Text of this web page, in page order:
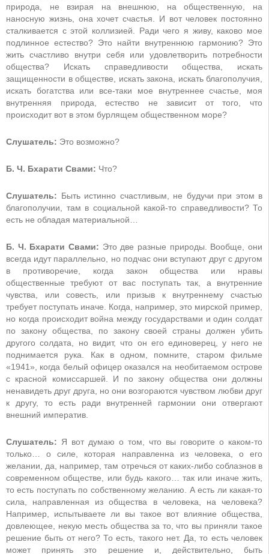
природа, не взирая на внешнюю, на общественную, на
наносную жизнь, она хочет счастья. И вот человек постоянно
сталкивается с этой коллизией. Ради чего я живу, каково мое
подлинное естество? Это найти внутреннюю гармонию? Это
жить счастливо внутри себя или удовлетворить потребности
общества? Искать справедливости общества, искать
защищенности в обществе, искать закона, искать благополучия,
искать богатства или все-таки мое внутреннее счастье, моя
внутренняя природа, естество не зависит от того, что
происходит вот в этом бурлящем общественном море?
Слушатель: Это возможно?
Б. Ч. Бхарати Свами: Что?
Слушатель: Быть истинно счастливым, не будучи при этом в
благополучии, там в социальной какой-то справедливости? То
есть не обладая материальной…
Б. Ч. Бхарати Свами: Это две разные природы. Вообще, они
всегда идут параллельно, но подчас они вступают друг с другом
в противоречие, когда закон общества или нравы
общественные требуют от вас поступать так, а внутренние
чувства, или совесть, или призыв к внутреннему счастью
требует поступать иначе. Когда, например, это мирской пример,
но когда происходит война между государствами и один солдат
по закону общества, по закону своей страны должен убить
другого солдата, но видит, что он его единоверец, у него не
поднимается рука. Как в одном, помните, старом фильме
«1941», когда белый офицер оказался на необитаемом острове
с красной комиссаршей. И по закону общества они должны
ненавидеть друг друга, но они возгораются чувством любви друг
к другу, то есть ради внутренней гармонии они отвергают
внешний императив.
Слушатель: Я вот думаю о том, что вы говорите о каком-то
только… о силе, которая направленна из человека, о его
желании, да, например, там отречься от каких-либо соблазнов в
современном обществе, или будь какого… так или иначе жить,
то есть поступать по собственному желанию. А есть ли какая-то
сила, направленная из общества в человека, на человека?
Например, испытываете ли вы такое вот влияние общества,
довлеющее, некую месть общества за то, что вы приняли такое
решение быть от него? То есть, такого нет. Да, то есть человек
может принять это решение и, действительно, быть